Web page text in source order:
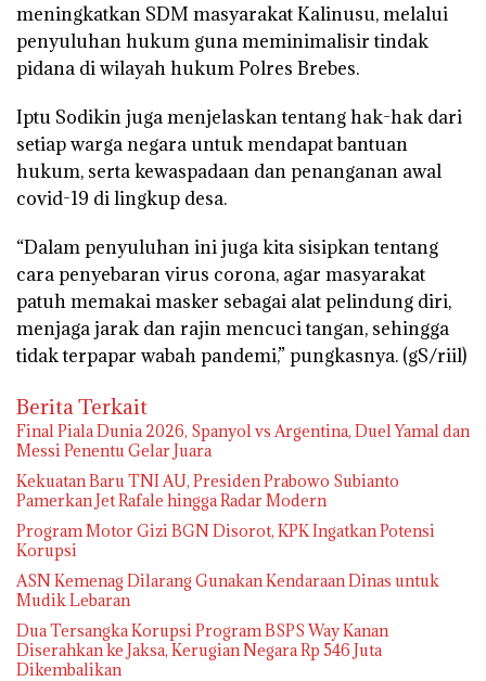
meningkatkan SDM masyarakat Kalinusu, melalui
penyuluhan hukum guna meminimalisir tindak
pidana di wilayah hukum Polres Brebes.
Iptu Sodikin juga menjelaskan tentang hak-hak dari
setiap warga negara untuk mendapat bantuan
hukum, serta kewaspadaan dan penanganan awal
covid-19 di lingkup desa.
“Dalam penyuluhan ini juga kita sisipkan tentang
cara penyebaran virus corona, agar masyarakat
patuh memakai masker sebagai alat pelindung diri,
menjaga jarak dan rajin mencuci tangan, sehingga
tidak terpapar wabah pandemi,” pungkasnya. (gS/riil)
Berita Terkait
Final Piala Dunia 2026, Spanyol vs Argentina, Duel Yamal dan
Messi Penentu Gelar Juara
Kekuatan Baru TNI AU, Presiden Prabowo Subianto
Pamerkan Jet Rafale hingga Radar Modern
Program Motor Gizi BGN Disorot, KPK Ingatkan Potensi
Korupsi
ASN Kemenag Dilarang Gunakan Kendaraan Dinas untuk
Mudik Lebaran
Dua Tersangka Korupsi Program BSPS Way Kanan
Diserahkan ke Jaksa, Kerugian Negara Rp 546 Juta
Dikembalikan